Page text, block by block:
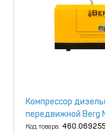
Компрессор
передвижной Berg
бар
Код товара: 460.069255